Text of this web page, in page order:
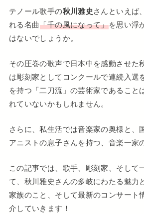
テノール歌手の秋川雅史さんといえば
れる名曲「千の風になって」を思い浮
はないでしょうか。
その圧巻の歌声で日本中を感動させた
は彫刻家としてコンクールで連続入選
を持つ「二刀流」の芸術家であること
れていないかもしれません。
さらに、私生活では音楽家の奥様と、
アニストの息子さんを持つ、音楽一家
この記事では、歌手、彫刻家、そして
て、秋川雅史さんの多岐にわたる魅力
家族のこと、そして最新のコンサート
介していきます！